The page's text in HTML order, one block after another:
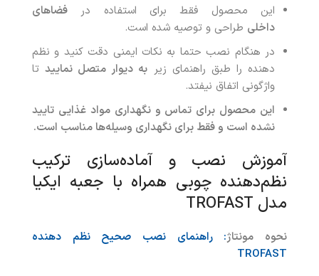
این محصول فقط برای استفاده در فضاهای
داخلی طراحی و توصیه شده است.
در هنگام نصب حتما به نکات ایمنی دقت کنید و نظم
دهنده را طبق راهنمای زیر به دیوار متصل نماییدتا
واژگونی اتفاق نیفتد.
این محصول برای تماس و نگهداری مواد غذایی تایید
نشده است و فقط برای نگهداری وسیله‌ها مناسب است.
آموزش نصب و آماده‌سازی ترکیب
نظم‌دهنده چوبی همراه با جعبه ایکیا
مدل TROFAST
نحوه مونتاژ: راهنمای نصب صحیح نظم دهنده
TROFAST